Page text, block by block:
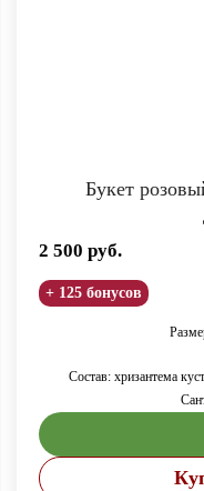
Букет
2 500 руб.
+ 125 бонусов
Состав: хризантема